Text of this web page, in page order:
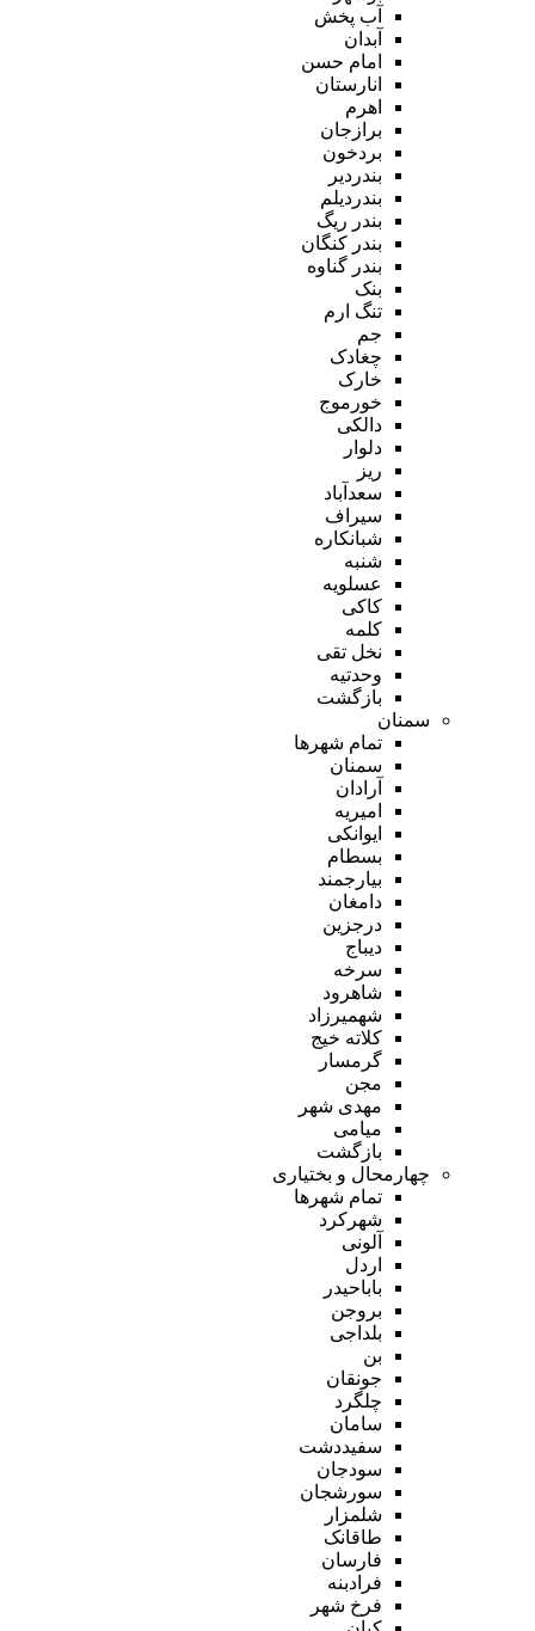
آب پخش
آبدان
امام حسن
انارستان
اهرم
برازجان
بردخون
بندردیر
بندردیلم
بندر ریگ
بندر کنگان
بندر گناوه
بنک
تنگ ارم
جم
چغادک
خارک
خورموج
دالکی
دلوار
ریز
سعدآباد
سیراف
شبانکاره
شنبه
عسلویه
کاکی
کلمه
نخل تقی
وحدتیه
بازگشت
سمنان
تمام شهر‌ها
سمنان
آرادان
امیریه
ایوانکی
بسطام
بیارجمند
دامغان
درجزین
دیباج
سرخه
شاهرود
شهمیرزاد
کلاته خیج
گرمسار
مجن
مهدی شهر
میامی
بازگشت
چهارمحال و بختیاری
تمام شهر‌ها
شهرکرد
آلونی
اردل
باباحیدر
بروجن
بلداجی
بن
جونقان
چلگرد
سامان
سفیددشت
سودجان
سورشجان
شلمزار
طاقانک
فارسان
فرادبنه
فرخ شهر